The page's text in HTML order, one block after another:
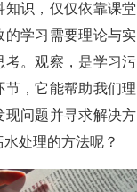
知识，仅仅依靠课
的学习需要理论与
考。观察，是学习
节，它能帮助我们
现问题并寻求解决
处理的方法呢？